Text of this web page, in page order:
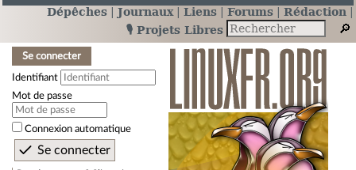
Dépêches Journaux Liens Forums
Rédaction
🎙️ Projets Libres
Se connecter
Identifiant
Mot de passe
Connexion automatique